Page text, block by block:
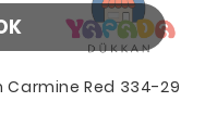
Carmine Red 334-29